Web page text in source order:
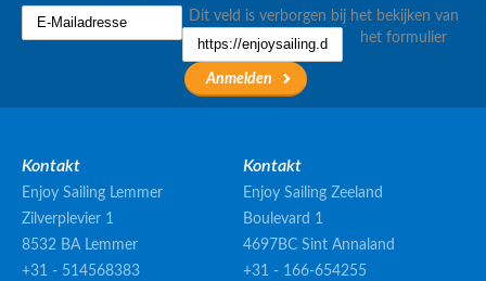
Dit veld is verborgen bij het bekijken van
het formulier
Kontakt
Enjoy Sailing Lemmer
Zilverplevier 1
8532 BA Lemmer
+31 - 514568383
Kontakt
Enjoy Sailing Zeeland
Boulevard 1
4697BC Sint Annaland
+31 - 166-654255